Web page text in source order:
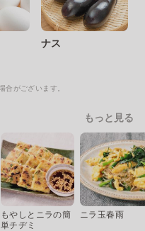
ナス
合がございます。
もっと見る
もやしとニラの簡
単チヂミ
ニラ玉春雨